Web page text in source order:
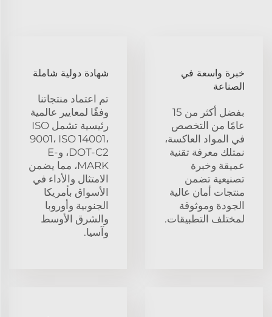
خبرة واسعة في
الصناعة
بفضل أكثر من 15
عامًا من التخصص
في المواد العاكسة،
نمتلك معرفة تقنية
عميقة وخبرة
تصنيعية تضمن
منتجات أمان عالية
الجودة وموثوقة
لمختلف التطبيقات.
شهادة دولية شاملة
تم اعتماد منتجاتنا
وفقًا لمعايير عالمية
رئيسية تشمل ISO
9001، ISO 14001،
DOT-C2، وE-
MARK، مما يضمن
الامتثال والأداء في
الأسواق بأمريكا
الجنوبية وأوروبا
والشرق الأوسط
وآسيا.